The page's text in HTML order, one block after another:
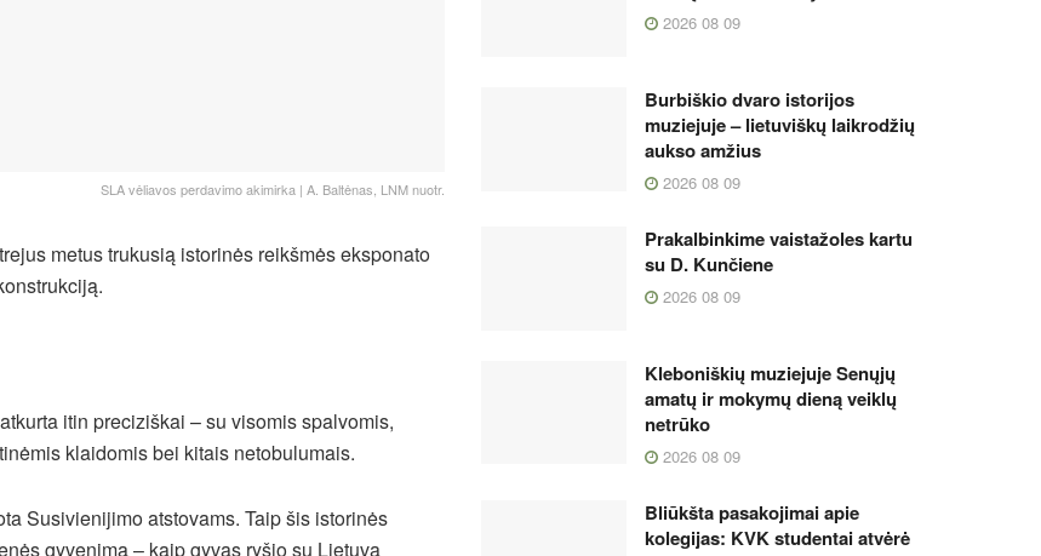
SLA vėliavos perdavimo akimirka | A. Baltėnas, LNM nuotr.
metus trukusią istorinės reikšmės eksponato
itin preciziškai – su visomis spalvomis,
klaidomis bei kitais netobulumais.
Susivienijimo atstovams. Taip šis istorinės
gyvenimą – kaip gyvas ryšio su Lietuva
2026 08 09
Burbiškio dvaro istorijos
muziejuje – lietuviškų laikrodžių
aukso amžius
2026 08 09
Prakalbinkime vaistažoles kartu
su D. Kunčiene
2026 08 09
Kleboniškių muziejuje Senųjų
amatų ir mokymų dieną veiklų
netrūko
2026 08 09
Bliūkšta pasakojimai apie
kolegijas: KVK studentai atvėrė